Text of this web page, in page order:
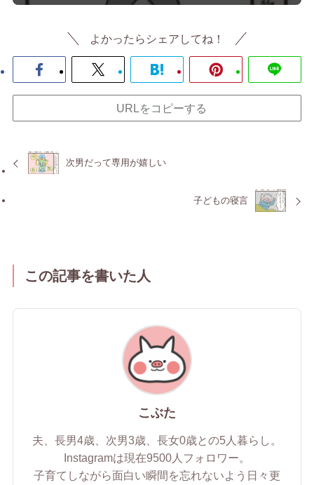
よかったらシェアしてね！
URLをコピーする
次男だって専用が嬉しい
子どもの寝言
この記事を書いた人
こぶた
夫、長男4歳、次男3歳、長女0歳との5人暮らし。
Instagramは現在9500人フォロワー。
子育てしながら面白い瞬間を忘れないよう日々更